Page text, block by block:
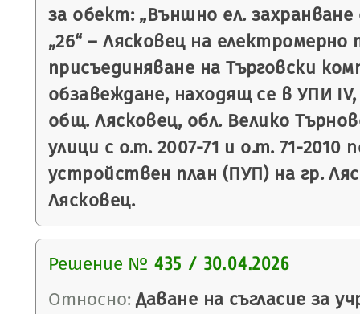
за обект: „Външно ел.
„26“ – Лясковец на електромерно
присъединяване на Търговски
обзавеждане, находящ се в УПИ IV,
общ. Лясковец, обл. Велико
улици с о.т. 2007-71 и о.т. 71-2010
устройствен план (ПУП) на гр.
Лясковец.
Решение № 435 / 30.04.2026
Относно: Даване на съгласие за